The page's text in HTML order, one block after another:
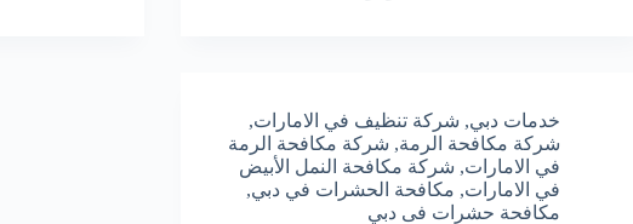
خدمات دبي, شركة تنظيف في الامارات,
شركة مكافحة الرمة, شركة مكافحة الرمة
في الامارات, شركة مكافحة النمل الأبيض
في الامارات, مكافحة الحشرات في دبي,
مكافحة حشرات فى دبي